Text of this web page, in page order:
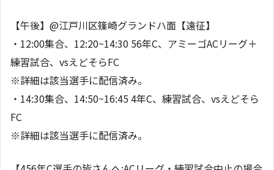
【午後】@江戸川区篠崎グランドハ面【遠征】
・12:00集合、12:20~14:30 56年C、アミーゴACリーグ＋
練習試合、vsえどそらFC
※詳細は該当選手に配信済み。
・14:30集合、14:50~16:45 4年C、練習試合、vsえどそら
FC
※詳細は該当選手に配信済み。